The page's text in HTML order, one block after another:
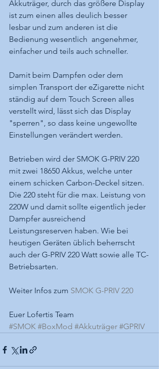
Akkuträger, durch das größere Display
ist zum einen alles deulich besser
lesbar und zum anderen ist die
Bedienung wesentlich  angenehmer,
einfacher und teils auch schneller.
Damit beim Dampfen oder dem
simplen Transport der eZigarette nicht
ständig auf dem Touch Screen alles
verstellt wird, lässt sich das Display
"sperren", so dass keine ungewollte
Einstellungen verändert werden.
Betrieben wird der SMOK G-PRIV 220
mit zwei 18650 Akkus, welche unter
einem schicken Carbon-Deckel sitzen.
Die 220 steht für die max. Leistung von
220W und damit sollte eigentlich jeder
Dampfer ausreichend
Leistungsreserven haben. Wie bei
heutigen Geräten üblich beherrscht
auch der G-PRIV 220 Watt sowie alle TC-
Betriebsarten.
Weiter Infos zum SMOK G-PRIV 220
Euer Lofertis Team
#SMOK #BoxMod #Akkuträger #GPRIV